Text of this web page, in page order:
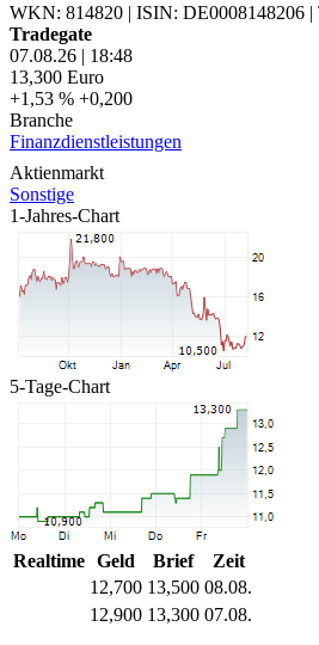
WKN: 814820 | ISIN: DE0008148206 |
Tradegate
07.08.26 | 18:48
13,300 Euro
+1,53 % +0,200
Branche
Finanzdienstleistungen
Aktienmarkt
Sonstige
1-Jahres-Chart
5-Tage-Chart
Realtime Geld Brief
Zeit
12,700 13,500 08.08.
12,900 13,300 07.08.